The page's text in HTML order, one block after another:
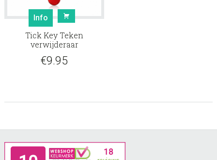
Info
Tick Key Teken
verwijderaar
€9.95
Footer